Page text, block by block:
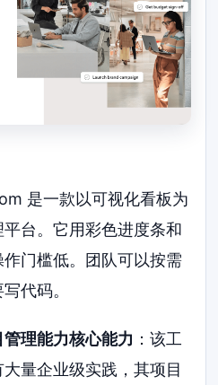
是一款以可视化看板为
台。它用彩色进度条和
门槛低。团队可以按需
代码。
理能力核心能力 ：该工
量企业级实践，其项目